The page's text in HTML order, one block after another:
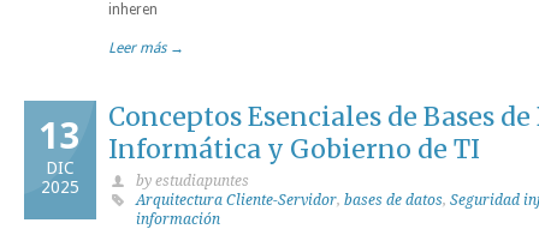
inheren
Leer más →
13
DIC
2025
Conceptos Esenciales de Bases
Informática y Gobierno de TI
by estudiapuntes
Arquitectura Cliente-Servidor, bases de datos, Seguridad
información